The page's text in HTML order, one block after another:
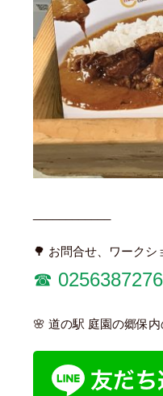
🌳 お問合せ、ワークシ
☎︎ 0256387276
🌸 道の駅 庭園の郷保